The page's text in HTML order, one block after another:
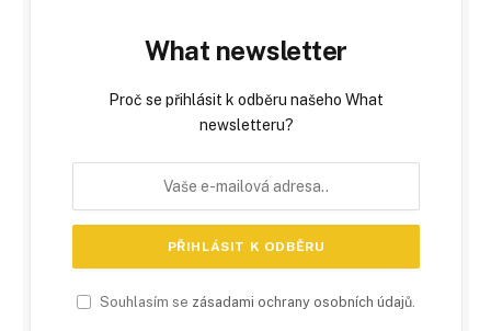
What newsletter
Proč se přihlásit k odběru našeho What
newsletteru?
Souhlasím se zásadami ochrany osobních údajů.